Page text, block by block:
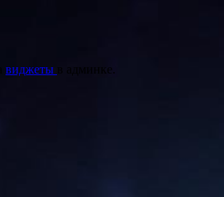
виджеты
в админке.